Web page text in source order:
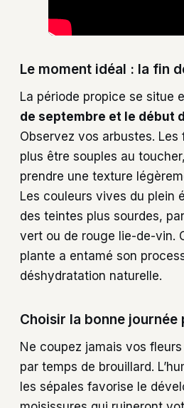
Le moment idéal : la fin
La période propice se situe
de septembre et le début
Observez vos arbustes.
plus être souples au
prendre une texture
Les couleurs vives du plein
des teintes plus sourdes,
vert ou de rouge lie-de-vin.
plante a entamé son
déshydratation naturelle.
Choisir la bonne
Ne coupez jamais vos
par temps de brouillard.
les sépales favorise le